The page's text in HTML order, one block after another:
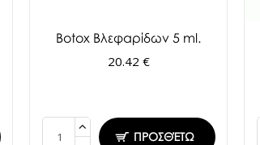
Botox Βλεφαρίδων 5 ml.
20.42 €
ΠΡΟΣΘΈΤΩ